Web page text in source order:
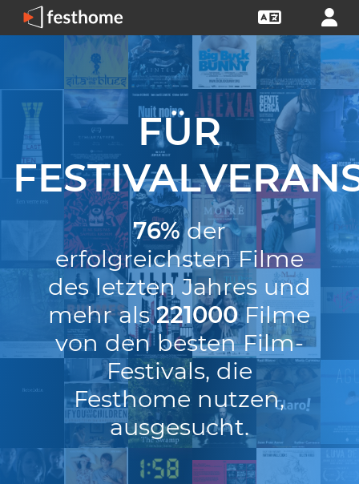
FÜR
76%der
erfolgreichsten Filme
des letzten Jahres und
mehr als221000Filme
von den besten Film-
Festivals, die
Festhome nutzen,
ausgesucht.